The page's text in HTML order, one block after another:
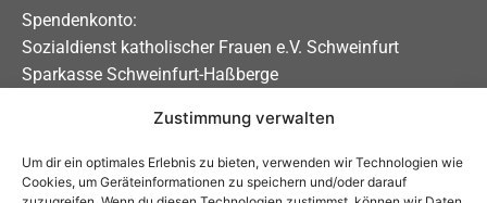
Zustimmung verwalten
Um dir ein optimales Erlebnis zu bieten, verwenden wir Technologien wie
Cookies, um Geräteinformationen zu speichern und/oder darauf
Spendenkonto:
Sozialdienst katholischer Frauen e.V. Schweinfurt
Sparkasse Schweinfurt-Haßberge
IBAN DE31 7935 0101 0000 0208 83